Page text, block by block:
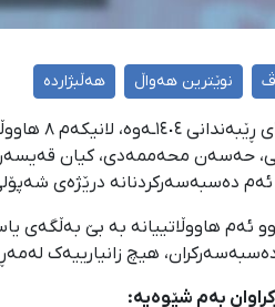
نوێترین هەواڵ هەڵبژاردە
٢٤ی
حەسەن محەممەدی، کیان
دەسبەسەرکردنانە درێژەی
ئەم هاووڵاتییانە بە بێ
بەم شێوەیە: